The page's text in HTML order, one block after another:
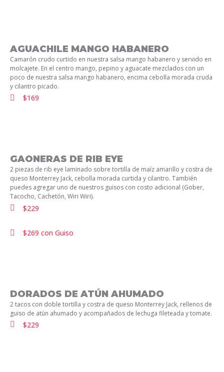
AGUACHILE MANGO HABANERO
Camarón crudo curtido en nuestra salsa mango habanero y servido en
molcajete. En el centro mango, pepino y aguacate mezclados con un
poco de nuestra salsa mango habanero, encima cebolla morada cruda
y cilantro picado.
$169
GAONERAS DE RIB EYE
2 piezas de rib eye laminado sobre tortilla de maíz amarillo y costra de
queso Monterrey Jack, cebolla morada curtida y cilantro. También
puedes agregar uno de nuestros guisos con costo adicional (Gober,
Tacocho, Cachetón, Wiri Wiri).
$229
$269 con Guiso
DORADOS DE ATÚN AHUMADO
2 tacos con doble tortilla y costra de queso Monterrey Jack, rellenos de
guiso de atún ahumado y acompañados de lechuga fileteada y tomate.
$229